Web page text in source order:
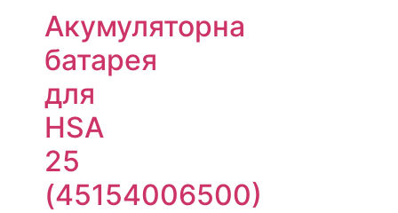
Акумуляторна
батарея
для
HSA
25
(45154006500)